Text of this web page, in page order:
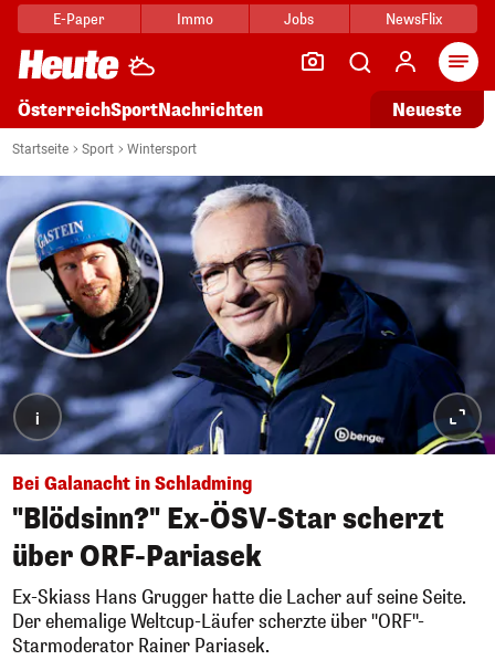
E-Paper Immo Jobs NewsFlix
ÖsterreichSportNachrichten Neueste
Startseite Sport Wintersport
i
Bei Galanacht in Schladming
"Blödsinn?" Ex-ÖSV-Star scherzt
über ORF-Pariasek
Ex-Skiass Hans Grugger hatte die Lacher auf seine Seite.
Der ehemalige Weltcup-Läufer scherzte über "ORF"-
Starmoderator Rainer Pariasek.